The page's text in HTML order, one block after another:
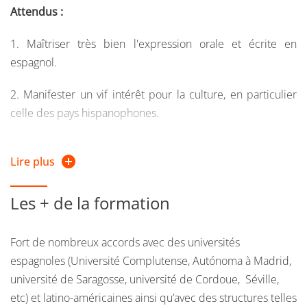
ayant validé la 1re année d'un parcours compatible
les conditions déterminées par l’université ou la
formation.
Attendus :
1. Maîtriser très bien l'expression orale et écrite en
espagnol.
2. Manifester un vif intérêt pour la culture, en particulier
celle des pays hispanophones.
audio en espagnol comme en français.
des ressources (textuelles et/ou audiovisuelles) en
espagnol comme en français.
6. Etre capable de travailler de façon autonome.
Lire plus
Les + de la formation
Fort de nombreux accords avec des universités
espagnoles (Université Complutense, Autónoma à Madrid,
université de Saragosse, université de Cordoue, Séville,
etc) et latino-américaines ainsi qu’avec des structures telles